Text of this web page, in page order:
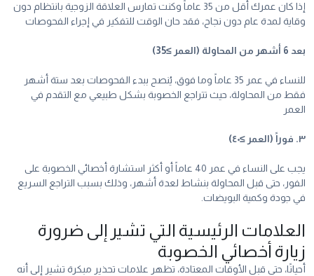
إذا كان عمرك أقل من 35 عاماً وكنت تمارس العلاقة الزوجية بانتظام دون
وقاية لمدة عام دون نجاح، فقد حان الوقت للتفكير في إجراء الفحوصات
بعد 6 أشهر من المحاولة (العمر ≥35)
للنساء في عمر 35 عاماً وما فوق، يُنصح ببدء الفحوصات بعد ستة أشهر
فقط من المحاولة، حيث تتراجع الخصوبة بشكل طبيعي مع التقدم في
العمر
٣. فوراً (العمر ≥٤٠)
يجب على النساء في عمر 40 عاماً أو أكثر استشارة أخصائي الخصوبة على
الفور، حتى قبل المحاولة بنشاط لعدة أشهر، وذلك بسبب التراجع السريع
في جودة وكمية البويضات.
العلامات الرئيسية التي تشير إلى ضرورة
زيارة أخصائي الخصوبة
أحيانًا، حتى قبل الأوقات المعتادة، تظهر علامات تحذير مبكرة تشير إلى أنه